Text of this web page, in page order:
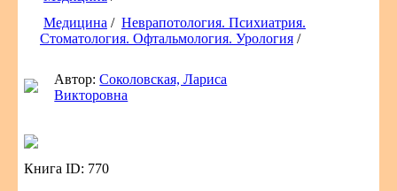
Медицина / Неврапотология. Психиатрия.
Стоматология. Офтальмология. Урология /
Автор:Соколовская, Лариса
Викторовна
Книга ID: 770